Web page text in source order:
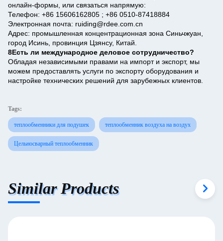
онлайн-формы, или связаться напрямую:
Телефон: +86 15606162805 ; +86 0510-87418884
Электронная почта: ruiding@rdee.com.cn
Адрес: промышленная концентрационная зона Синьчжуан,
город Исинь, провинция Цзянсу, Китай.
8Есть ли международное деловое сотрудничество?
Обладая независимыми правами на импорт и экспорт, мы
можем предоставлять услуги по экспорту оборудования и
настройке технических решений для зарубежных клиентов.
Tags:
теплообменники для подушек теплообменник воздуха на воздух
Цельносварный теплообменник
Similar Products